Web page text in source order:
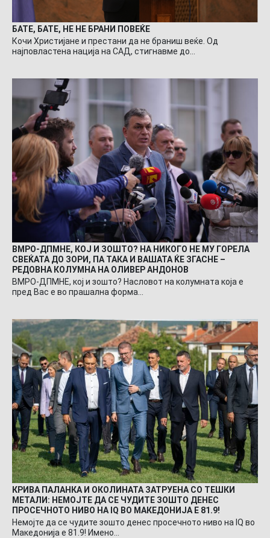
БАТЕ, БАТЕ, НЕ НЕ БРАНИ ПОВЕЌЕ
Кочи Христијане и престани да не браниш веќе. Од
најповластена нација на САД, стигнавме до…
ВМРО-ДПМНЕ, КОЈ И ЗОШТО? НА НИКОГО НЕ МУ ГОРЕЛА
СВЕЌАТА ДО ЗОРИ, ПА ТАКА И ВАШАТА ЌЕ ЗГАСНЕ –
РЕДОВНА КОЛУМНА НА ОЛИВЕР АНДОНОВ
ВМРО-ДПМНЕ, кој и зошто? Насловот на колумната која е
пред Вас е во прашална форма…
КРИВА ПАЛАНКА И ОКОЛИНАТА ЗАТРУЕНА СО ТЕШКИ
МЕТАЛИ: НЕМОЈТЕ ДА СЕ ЧУДИТЕ ЗОШТО ДЕНЕС
ПРОСЕЧНОТО НИВО НА IQ ВО МАКЕДОНИЈА Е 81.9!
Немојте да се чудите зошто денес просечното ниво на IQ во
Македонија е 81.9! Имено…